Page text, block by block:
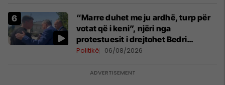
“Marre duhet me ju ardhë, turp për
votat që i keni”, njëri nga
protestuesit i drejtohet Bedri
Hamzës
Politikë 06/08/2026